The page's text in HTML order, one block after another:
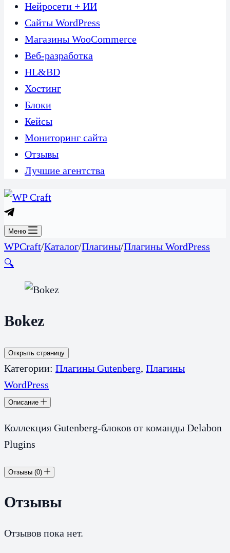
Нейросети + ИИ
Сайты WordPress
Магазины WooCommerce
Веб-разработка
HL&BD
Хостинг
Блоки
Кейсы
Мониторинг сайта
Отзывы
Лучшие агентства
Меню
WPCraft/Каталог/Плагины/Плагины WordPress
🔍
Bokez
Открыть страницу
Категории: Плагины Gutenberg, Плагины
WordPress
Описание
Коллекция Gutenberg-блоков от команды Delabon
Plugins
Отзывы (0)
Отзывы
Отзывов пока нет.